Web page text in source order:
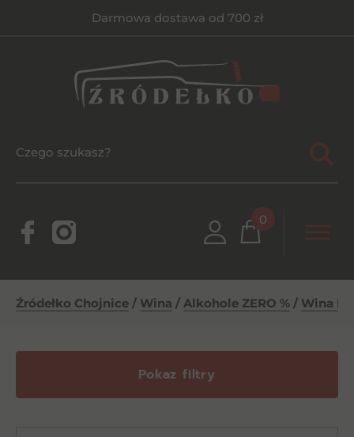
Darmowa dostawa od 700 zł
0
Źródełko Chojnice / Wina / Alkohole ZERO % / Wina
Pokaz filtry